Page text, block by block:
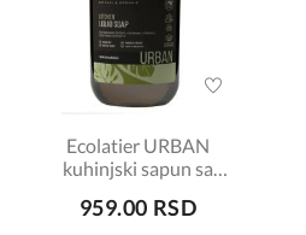
Ecolatier URBAN
kuhinjski sapun sa
600ml
959.00 RSD